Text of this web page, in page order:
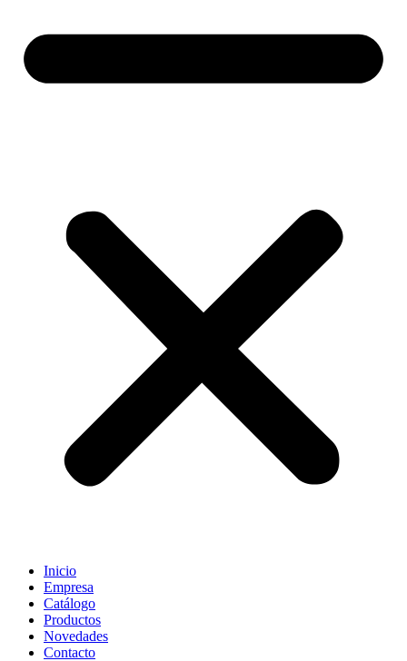
Inicio
Empresa
Catálogo
Productos
Novedades
Contacto